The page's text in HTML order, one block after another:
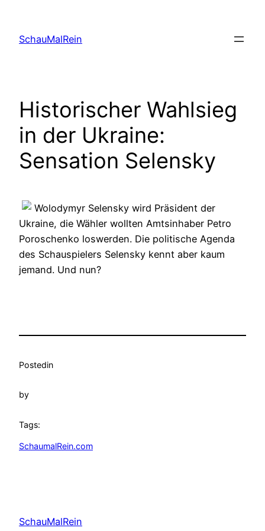
content
SchauMalRein
Historischer Wahlsieg
in der Ukraine:
Sensation Selensky
Wolodymyr Selensky wird Präsident der
Ukraine, die Wähler wollten Amtsinhaber Petro
Poroschenko loswerden. Die politische Agenda
des Schauspielers Selensky kennt aber kaum
jemand. Und nun?
Postedin
by
Tags:
SchaumalRein.com
SchauMalRein